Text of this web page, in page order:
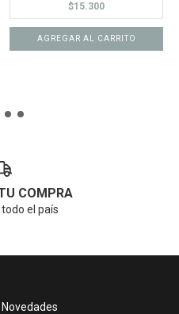
$15.300
AGREGAR AL CARRITO
COMPRA
el país
Novedades